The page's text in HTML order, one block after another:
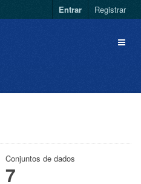
Entrar Registrar
Conjuntos de dados
7